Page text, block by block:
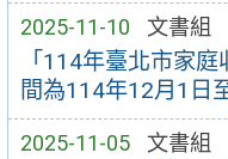
2025-11-10 文書組
「114年臺北市家
間為114年12月1日
2025-11-05 文書組